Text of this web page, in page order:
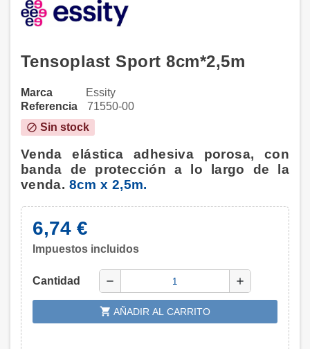
Tensoplast Sport 8cm*2,5m
Marca
Essity
Referencia
71550-00
block Sin stock
Venda elástica adhesiva porosa, con
banda de protección a lo largo de la
venda. 8cm x 2,5m.
6,74 €
Impuestos incluidos
Cantidad remove add
shopping_cart AÑADIR AL CARRITO